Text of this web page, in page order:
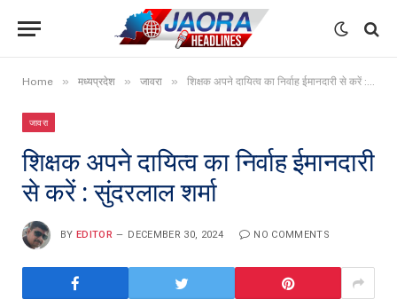
Home » मध्यप्रदेश » जावरा » शिक्षक अपने दायित्व का निर्वाह ईमानदारी से करें : सुंदरलाल शर्मा
जावरा
शिक्षक अपने दायित्व का निर्वाह ईमानदारी
से करें : सुंदरलाल शर्मा
BY EDITOR DECEMBER 30, 2024 NO COMMENTS